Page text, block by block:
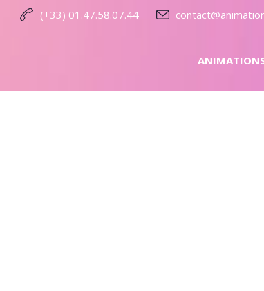
(+33) 01.47.58.07.44